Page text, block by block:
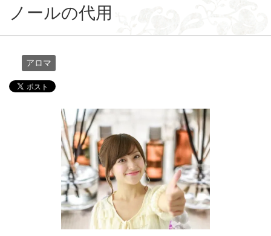
ノールの代用
アロマ